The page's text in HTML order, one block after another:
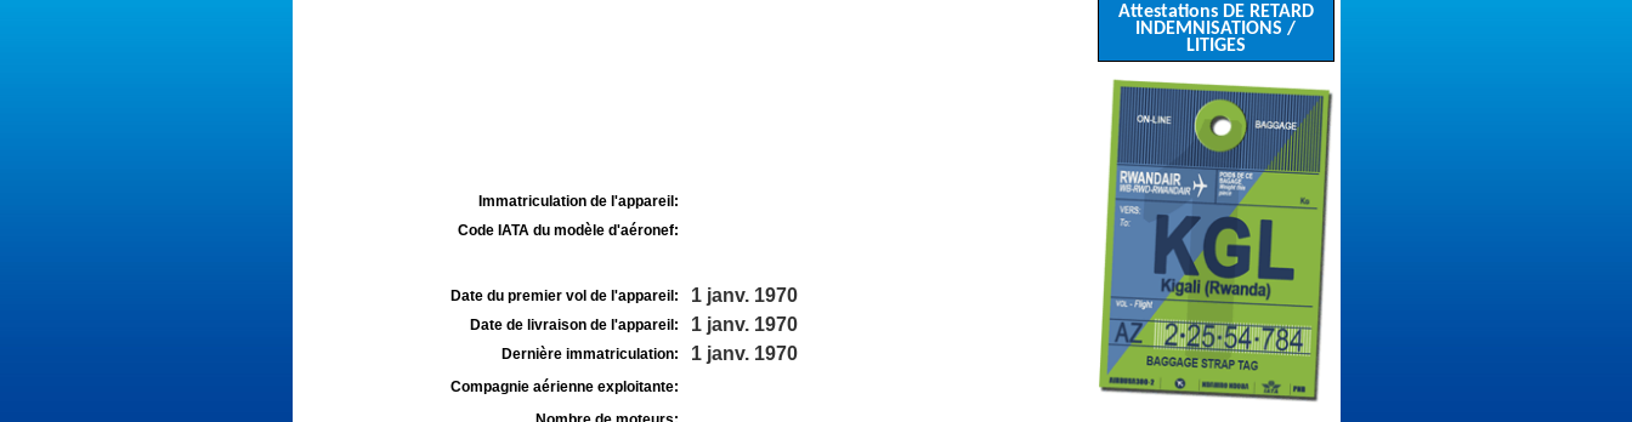
Immatriculation de l'appareil:
Code IATA du modèle d'aéronef:
Date du premier vol de l'appareil: 1 janv. 1970
Date de livraison de l'appareil: 1 janv. 1970
Dernière immatriculation: 1 janv. 1970
Compagnie aérienne exploitante:
Attestations DE RETARD
INDEMNISATIONS /
LITIGES